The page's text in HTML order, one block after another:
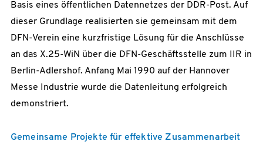
Basis eines öffentlichen Datennetzes der DDR-Post. Auf
dieser Grundlage realisierten sie gemeinsam mit dem
DFN-Verein eine kurzfristige Lösung für die Anschlüsse
an das X.25-WiN über die DFN-Geschäftsstelle zum IIR in
Berlin-Adlershof. Anfang Mai 1990 auf der Hannover
Messe Industrie wurde die Datenleitung erfolgreich
demonstriert.
Gemeinsame Projekte für effektive Zusammenarbeit